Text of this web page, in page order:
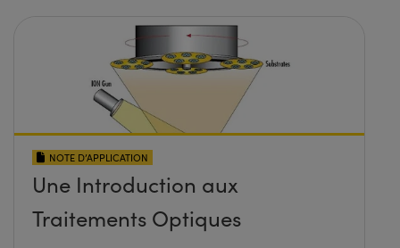
NOTE D’APPLICATION
Une Introduction aux
Traitements Optiques